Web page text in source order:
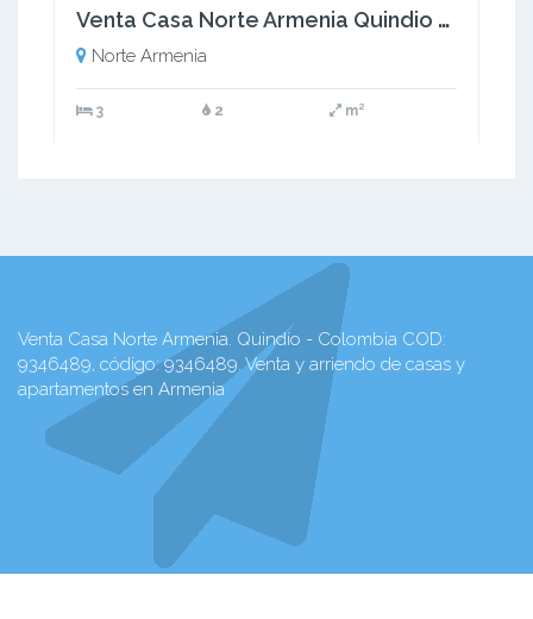
Venta Casa Norte Armenia Quindio - Colombia COD: 9340549
Norte Armenia
3 2 m²
Venta Casa Norte Armenia. Quindío - Colombia COD:
9346489, código: 9346489. Venta y arriendo de casas y
apartamentos en Armenia